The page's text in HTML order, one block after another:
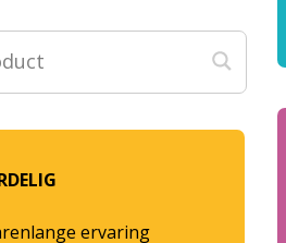
ervaring